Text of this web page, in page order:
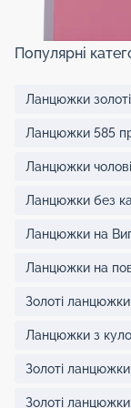
Популярні
Ланцюжки золоті
Ланцюжки 585
Ланцюжки
Ланцюжки без
Ланцюжки на
Ланцюжки на
Золоті ланцюжки
Ланцюжки з
Золоті
Золоті ланцюжки